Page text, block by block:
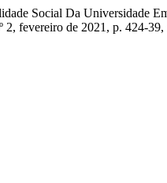
Social Da Universidade
2, fevereiro de 2021, p. 424-